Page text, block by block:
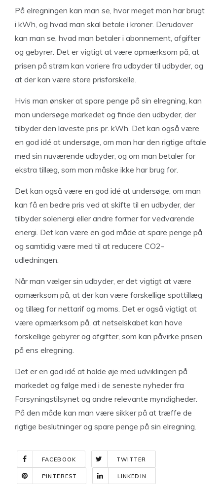
På elregningen kan man se, hvor meget man har brugt
i kWh, og hvad man skal betale i kroner. Derudover
kan man se, hvad man betaler i abonnement, afgifter
og gebyrer. Det er vigtigt at være opmærksom på, at
prisen på strøm kan variere fra udbyder til udbyder, og
at der kan være store prisforskelle.
Hvis man ønsker at spare penge på sin elregning, kan
man undersøge markedet og finde den udbyder, der
tilbyder den laveste pris pr. kWh. Det kan også være
en god idé at undersøge, om man har den rigtige aftale
med sin nuværende udbyder, og om man betaler for
ekstra tillæg, som man måske ikke har brug for.
Det kan også være en god idé at undersøge, om man
kan få en bedre pris ved at skifte til en udbyder, der
tilbyder solenergi eller andre former for vedvarende
energi. Det kan være en god måde at spare penge på
og samtidig være med til at reducere CO2-
udledningen.
Når man vælger sin udbyder, er det vigtigt at være
opmærksom på, at der kan være forskellige spottillæg
og tillæg for nettarif og moms. Det er også vigtigt at
være opmærksom på, at netselskabet kan have
forskellige gebyrer og afgifter, som kan påvirke prisen
på ens elregning.
Det er en god idé at holde øje med udviklingen på
markedet og følge med i de seneste nyheder fra
Forsyningstilsynet og andre relevante myndigheder.
På den måde kan man være sikker på at træffe de
rigtige beslutninger og spare penge på sin elregning.
FACEBOOK TWITTER
PINTEREST LINKEDIN